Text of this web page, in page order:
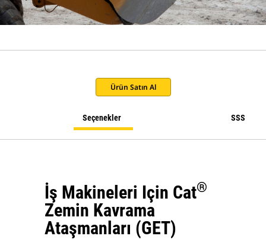
Ürün Satın Al
Seçenekler SSS
İş Makineleri Için Cat®
Zemin Kavrama
Ataşmanları (GET)